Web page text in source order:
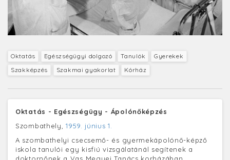
Oktatás Egészségügyi dolgozó Tanulók
Gyerekek
Szakképzés
Szakmai gyakorlat Kórház
Oktatás - Egészségügy - Ápolónőképzés
Szombathely,1959. június 1.
A szombathelyi csecsemő- és gyermekápolónő-képző
iskola tanulói egy kisfiú vizsgálatánál segítenek a